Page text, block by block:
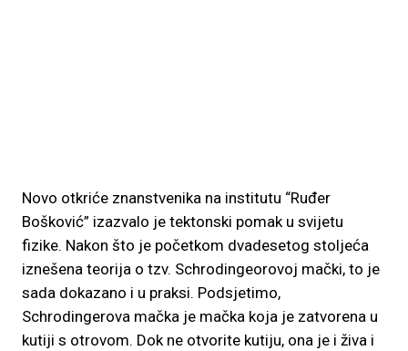
Novo otkriće znanstvenika na institutu “Ruđer
Bošković” izazvalo je tektonski pomak u svijetu
fizike. Nakon što je početkom dvadesetog stoljeća
iznešena teorija o tzv. Schrodingeorovoj mački, to je
sada dokazano i u praksi. Podsjetimo,
Schrodingerova mačka je mačka koja je zatvorena u
kutiji s otrovom. Dok ne otvorite kutiju, ona je i živa i